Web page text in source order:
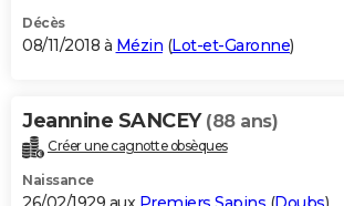
Décès
08/11/2018 à Mézin (Lot-et-Garonne)
Jeannine SANCEY (88 ans)
Créer une cagnotte obsèques
Naissance